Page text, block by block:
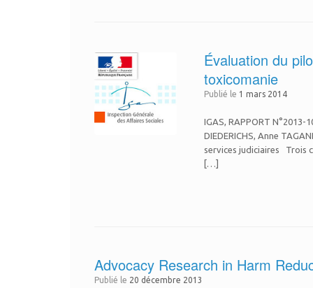
Évaluation du
toxicomanie
Publié le 1 mars 2014
IGAS, RAPPORT N°2013-
DIEDERICHS, Anne
services judiciaires Trois
[…]
Advocacy Research in Harm
Publié le 20 décembre 2013